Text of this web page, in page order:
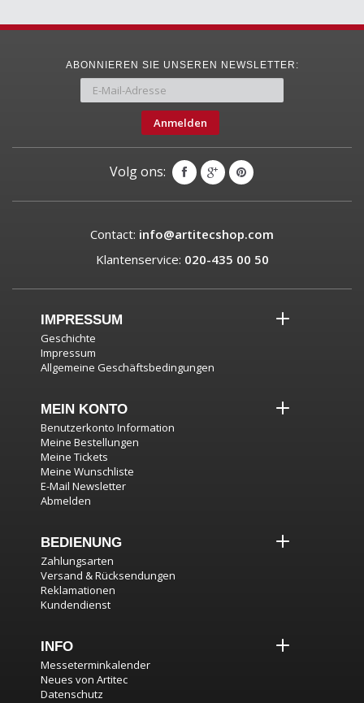
ABONNIEREN SIE UNSEREN NEWSLETTER:
Anmelden
Volg ons:
Contact: info@artitecshop.com
Klantenservice: 020-435 00 50
IMPRESSUM
Geschichte
Impressum
Allgemeine Geschäftsbedingungen
MEIN KONTO
Benutzerkonto Information
Meine Bestellungen
Meine Tickets
Meine Wunschliste
E-Mail Newsletter
Abmelden
BEDIENUNG
Zahlungsarten
Versand & Rücksendungen
Reklamationen
Kundendienst
INFO
Messeterminkalender
Neues von Artitec
Datenschutz